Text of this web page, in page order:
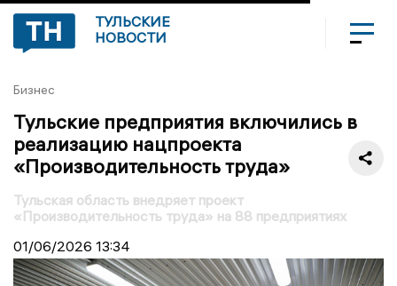
ТУЛЬСКИЕ
НОВОСТИ
Бизнес
Тульские предприятия включились в
реализацию нацпроекта
«Производительность труда»
Тульская область внедряет проект
«Производительность труда» на 88 предприятиях
01/06/2026 13:34